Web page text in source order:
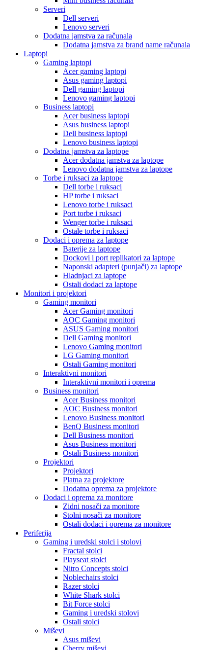
Serveri
Dell serveri
Lenovo serveri
Dodatna jamstva za računala
Dodatna jamstva za brand name računala
Laptopi
Gaming laptopi
Acer gaming laptopi
Asus gaming laptopi
Dell gaming laptopi
Lenovo gaming laptopi
Business laptopi
Acer business laptopi
Asus business laptopi
Dell business laptopi
Lenovo business laptopi
Dodatna jamstva za laptope
Acer dodatna jamstva za laptope
Lenovo dodatna jamstva za laptope
Torbe i ruksaci za laptope
Dell torbe i ruksaci
HP torbe i ruksaci
Lenovo torbe i ruksaci
Port torbe i ruksaci
Wenger torbe i ruksaci
Ostale torbe i ruksaci
Dodaci i oprema za laptope
Baterije za laptope
Dockovi i port replikatori za laptope
Naponski adapteri (punjači) za laptope
Hladnjaci za laptope
Ostali dodaci za laptope
Monitori i projektori
Gaming monitori
Acer Gaming monitori
AOC Gaming monitori
ASUS Gaming monitori
Dell Gaming monitori
Lenovo Gaming monitori
LG Gaming monitori
Ostali Gaming monitori
Interaktivni monitori
Interaktivni monitori i oprema
Business monitori
Acer Business monitori
AOC Business monitori
Lenovo Business monitori
BenQ Business monitori
Dell Business monitori
Asus Business monitori
Ostali Business monitori
Projektori
Projektori
Platna za projektore
Dodatna oprema za projektore
Dodaci i oprema za monitore
Zidni nosači za monitore
Stolni nosači za monitore
Ostali dodaci i oprema za monitore
Periferija
Gaming i uredski stolci i stolovi
Fractal stolci
Playseat stolci
Nitro Concepts stolci
Noblechairs stolci
Razer stolci
White Shark stolci
Bit Force stolci
Gaming i uredski stolovi
Ostali stolci
Miševi
Asus miševi
Cherry miševi